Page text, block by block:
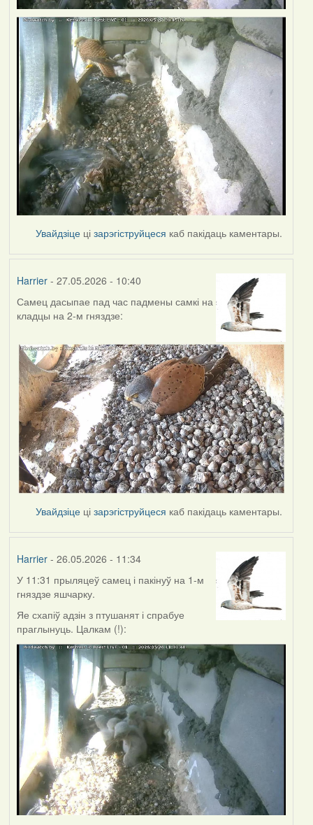
Увайдзіце цізарэгіструйцеся каб пакідаць каментары.
Harrier- 27.05.2026 - 10:40
Самец дасыпае пад час падмены самкі на
кладцы на 2-м гняздзе:
Увайдзіце цізарэгіструйцеся каб пакідаць каментары.
Harrier- 26.05.2026 - 11:34
У 11:31 прыляцеў самец і пакінуў на 1-м
гняздзе яшчарку.
Яе схапіў адзін з птушанят і спрабуе
праглынуць. Цалкам (!):